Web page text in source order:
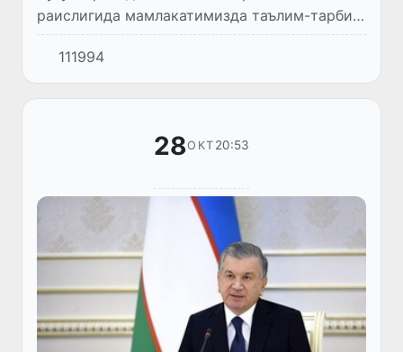
раислигида мамлакатимизда таълим-тарбия
тизимини такомиллаштириш, илм-фан
соҳаси ривожини жадаллаштириш
масалалари муҳокамаси бўйича
111994
28ОКТ 20:53